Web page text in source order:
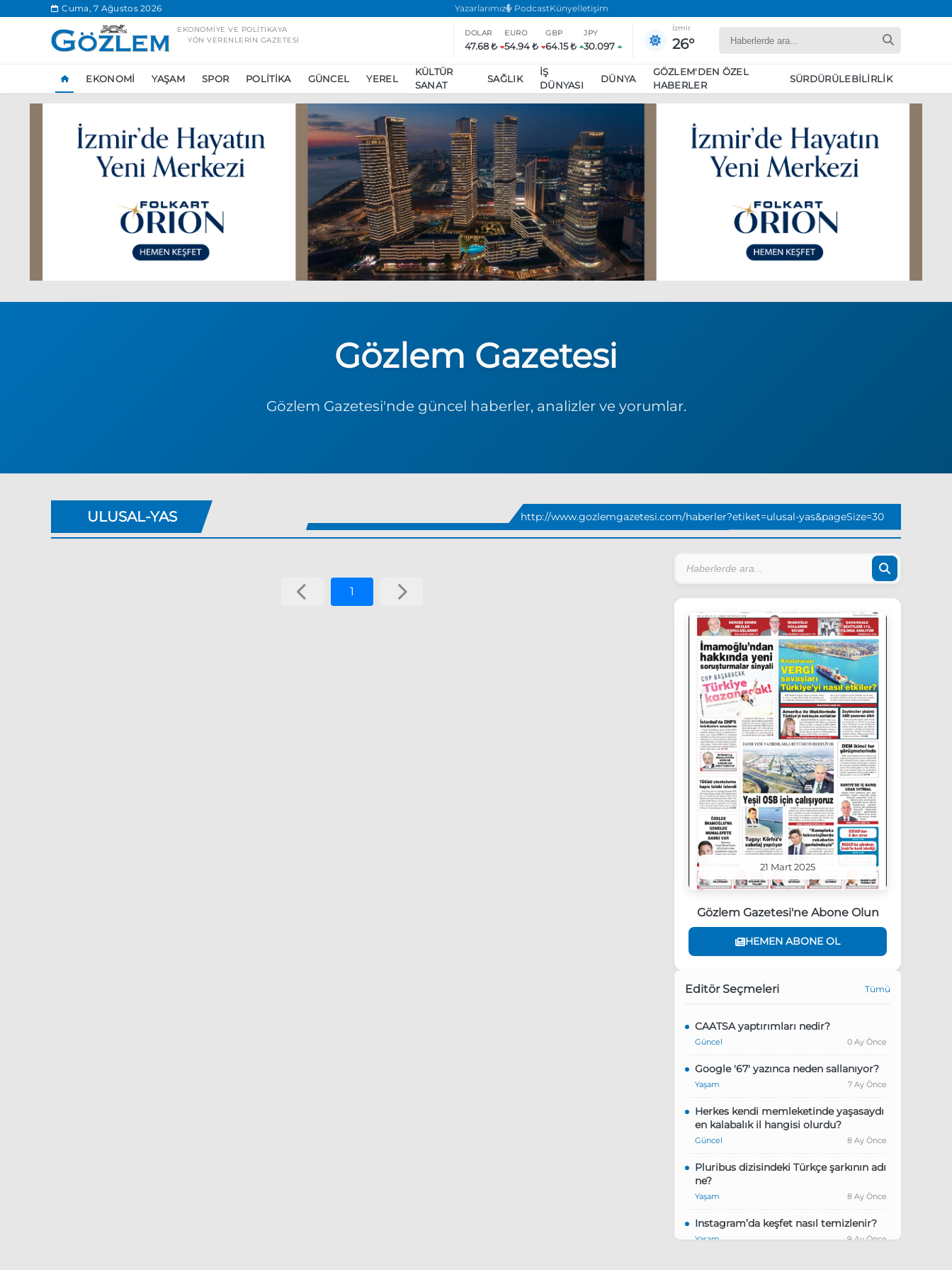
Cuma, 7 Ağustos 2026 Yazarlarımız PodcastKünyeİletişim
EKONOMIYE VE POLITIKAYA
YÖN VERENLERIN GAZETESI
DOLAR
47.68 ₺
EURO
54.94 ₺
GBP
64.15 ₺
JPY
30.097
İzmir
26°
EKONOMI YAŞAM SPOR POLITIKA GÜNCEL YEREL
KÜLTÜR
SANAT
SAĞLIK
İŞ
DÜNYASI
DÜNYA
GÖZLEM'DEN ÖZEL
HABERLER
SÜRDÜRÜLEBILIRLIK
Ankara’da eylem yasağı uzatıldı
Özgür Özel, Ekrem İmamoğlu’nu ziyaret edecek
Ünlü çift bir etkinliğe daha katılmama kararı aldı
Boykot
Gözlem Gazetesi
Gözlem Gazetesi'nde güncel haberler, analizler ve yorumlar.
ULUSAL-YAS http://www.gozlemgazetesi.com/haberler?etiket=ulusal-yas&pageSize=30
1
21 Mart 2025
Gözlem Gazetesi'ne Abone Olun
HEMEN ABONE OL
Editör Seçmeleri Tümü
CAATSA yaptırımları nedir?
Güncel 0 Ay Önce
Google '67' yazınca neden sallanıyor?
Yaşam 7 Ay Önce
Herkes kendi memleketinde yaşasaydı
en kalabalık il hangisi olurdu?
Güncel 8 Ay Önce
Pluribus dizisindeki Türkçe şarkının adı
ne?
Yaşam 8 Ay Önce
Instagram’da keşfet nasıl temizlenir?
Yaşam 9 Ay Önce